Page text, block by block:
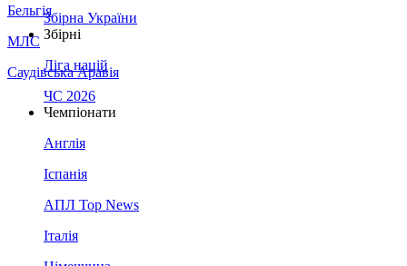
Бельгія
МЛС
Саудівська Аравія
Збірна України
Збірні
Ліга націй
ЧС 2026
Чемпіонати
Англія
Іспанія
АПЛ Top News
Італія